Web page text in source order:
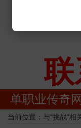
单职业传奇网
当前位置：与“挑战”相